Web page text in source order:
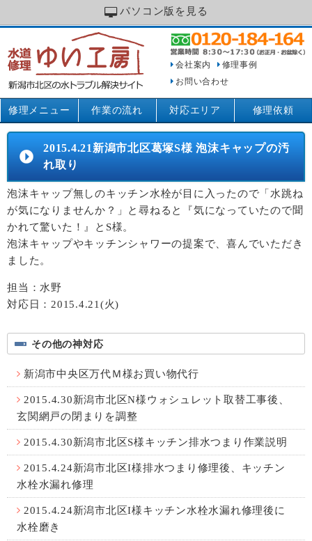
パソコン版を見る
会社案内
修理事例
お問い合わせ
修理メニュー 作業の流れ 対応エリア 修理依頼
2015.4.21新潟市北区葛塚S様 泡沫キャップの汚
れ取り
泡沫キャップ無しのキッチン水栓が目に入ったので「水跳ね
が気になりませんか？」と尋ねると『気になっていたので聞
かれて驚いた！』とS様。
泡沫キャップやキッチンシャワーの提案で、喜んでいただき
ました。
担当：水野
対応日：2015.4.21(火)
その他の神対応
新潟市中央区万代Ｍ様お買い物代行
2015.4.30新潟市北区N様ウォシュレット取替工事後、
玄関網戸の閉まりを調整
2015.4.30新潟市北区S様キッチン排水つまり作業説明
2015.4.24新潟市北区I様排水つまり修理後、キッチン
水栓水漏れ修理
2015.4.24新潟市北区I様キッチン水栓水漏れ修理後に
水栓磨き